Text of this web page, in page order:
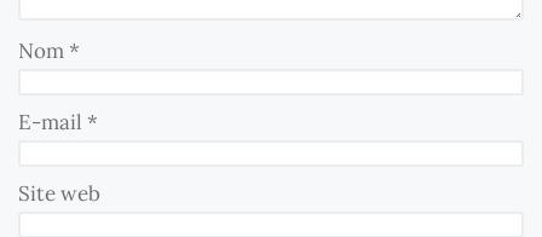
Nom*
E-mail *
Site web